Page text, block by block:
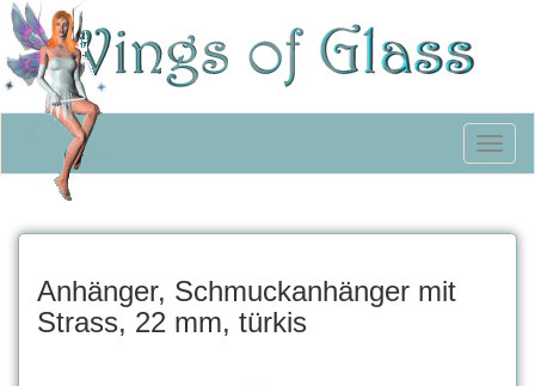
Anhänger, Schmuckanhänger mit
Strass, 22 mm, türkis